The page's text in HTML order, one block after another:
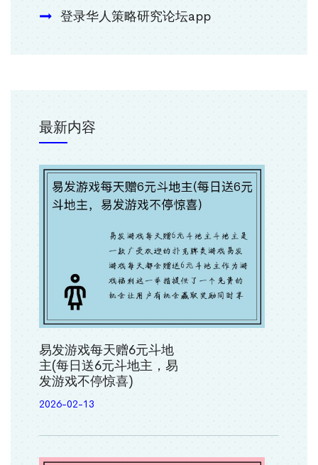
登录华人策略研究论坛app
最新内容
易发游戏每天赠6元斗地
主(每日送6元斗地主，易
发游戏不停惊喜)
2026-02-13